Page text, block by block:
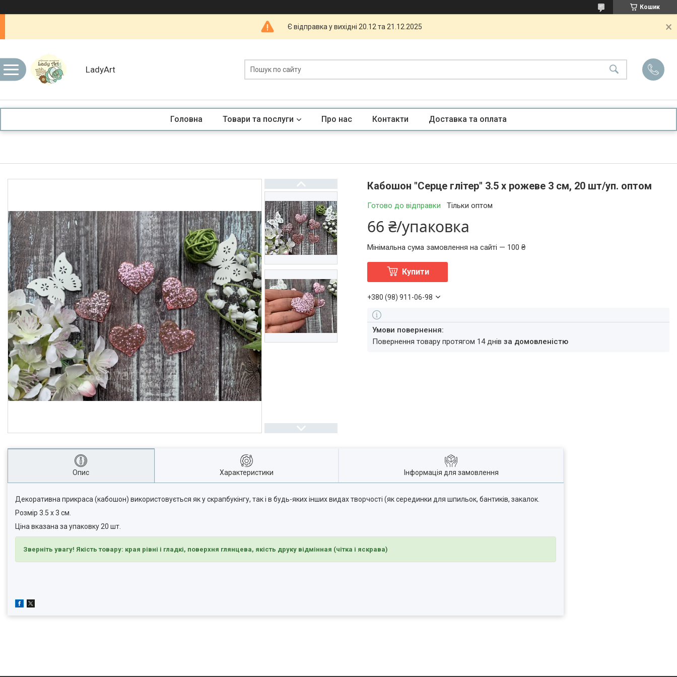
Кошик
Є відправка у вихідні 20.12 та 21.12.2025
LadyArt
Головна Товари та послуги Про нас Контакти Доставка та оплата
Кабошон "Серце глітер" 3.5 х рожеве 3 см, 20 шт/уп. оптом
Готово до відправки Тільки оптом
66 ₴/упаковка
Мінімальна сума замовлення на сайті — 100 ₴
Купити
+380 (98) 911-06-98
повернення товару протягом 14 днівза домовленістю
Опис Характеристики Інформація для замовлення
Декоративна прикраса (кабошон) використовується як у скрапбукінгу, так і в будь-яких інших видах творчості (як серединки для шпильок, бантиків, закалок.
Розмір 3.5 х 3 см.
Ціна вказана за упаковку 20 шт.
Зверніть увагу! Якість товару: края рівні і гладкі, поверхня глянцева, якість друку відмінная (чітка і яскрава)